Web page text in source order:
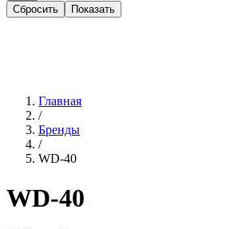
Сбросить Показать
Главная
/
Бренды
/
WD-40
WD-40